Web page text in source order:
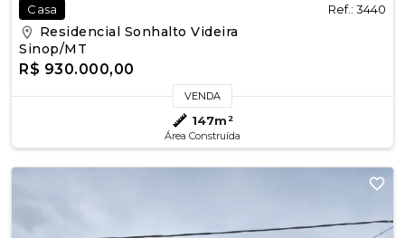
Casa Ref.: 3440
Residencial Sonhalto Videira
Sinop/MT
R$ 930.000,00
VENDA
147m²
Área Construída